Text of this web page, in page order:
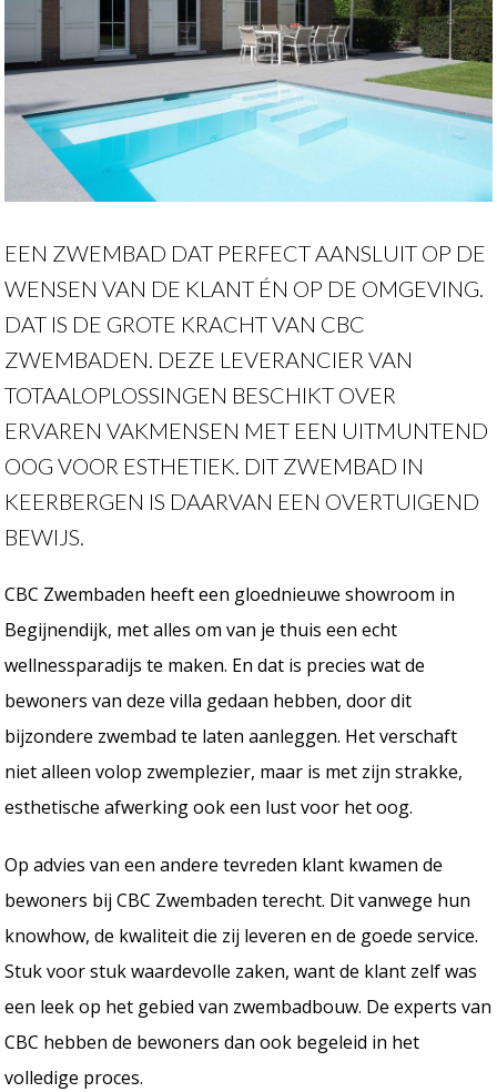
EEN ZWEMBAD DAT PERFECT AANSLUIT OP DE
WENSEN VAN DE KLANT ÉN OP DE OMGEVING.
DAT IS DE GROTE KRACHT VAN CBC
ZWEMBADEN. DEZE LEVERANCIER VAN
TOTAALOPLOSSINGEN BESCHIKT OVER
ERVAREN VAKMENSEN MET EEN UITMUNTEND
OOG VOOR ESTHETIEK. DIT ZWEMBAD IN
KEERBERGEN IS DAARVAN EEN OVERTUIGEND
BEWIJS.
CBC Zwembaden heeft een gloednieuwe showroom in
Begijnendijk, met alles om van je thuis een echt
wellnessparadijs te maken. En dat is precies wat de
bewoners van deze villa gedaan hebben, door dit
bijzondere zwembad te laten aanleggen. Het verschaft
niet alleen volop zwemplezier, maar is met zijn strakke,
esthetische afwerking ook een lust voor het oog.
Op advies van een andere tevreden klant kwamen de
bewoners bij CBC Zwembaden terecht. Dit vanwege hun
knowhow, de kwaliteit die zij leveren en de goede service.
Stuk voor stuk waardevolle zaken, want de klant zelf was
een leek op het gebied van zwembadbouw. De experts van
CBC hebben de bewoners dan ook begeleid in het
volledige proces.